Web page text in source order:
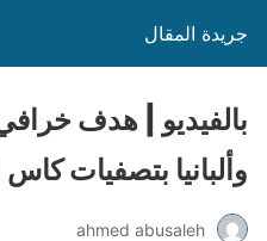
جريدة المقال
بالفيديو | هدف خرافي
وألبانيا بتصفيات كاس
ahmed abusaleh